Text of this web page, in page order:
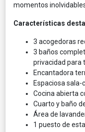
momentos
Características
3 acogedoras
3 baños
privacidad para
Encantadora
Espaciosa
Cocina abierta
Cuarto y baño
Área de
1 puesto de